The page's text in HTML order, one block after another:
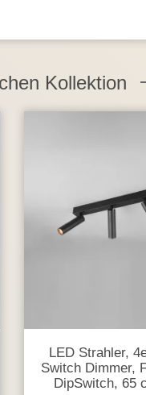
Kollektion
LED Strahler,
Switch Dimmer,
DipSwitch, 65